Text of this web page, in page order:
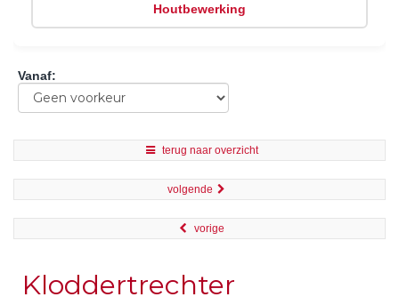
Houtbewerking
Vanaf:
terug naar overzicht
volgende
vorige
Kloddertrechter